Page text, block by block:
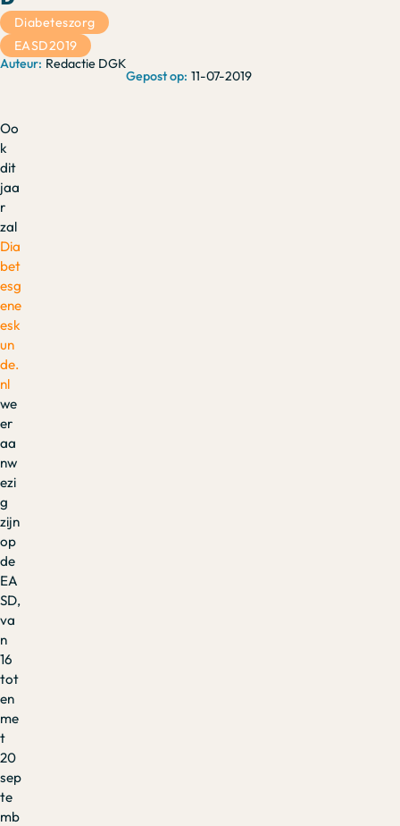
Redactie DGK
11-07-2019
Diabeteszorg
EASD2019
Oo
k
dit
jaa
r
zal
Dia
bet
esg
ene
esk
un
de.
nl
we
er
aa
nw
ezi
g
zijn
op
de
EA
SD,
va
n
16
tot
en
me
t
20
sep
te
mb